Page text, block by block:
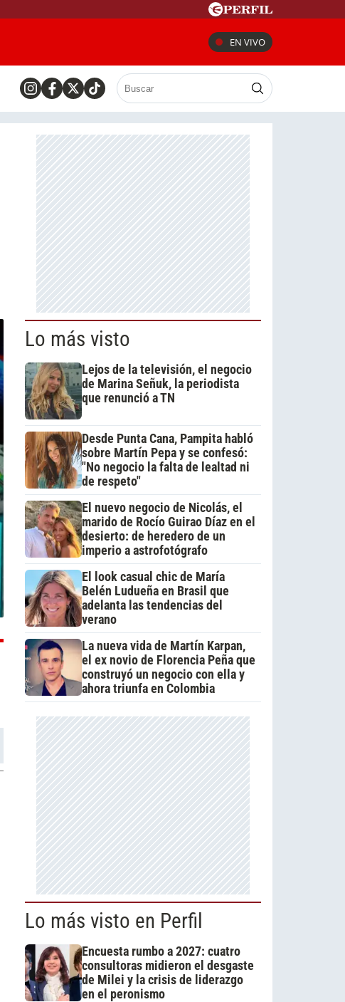
EN VIVO
Lo más visto
Lejos de la televisión, el negocio
de Marina Señuk, la periodista
que renunció a TN
Desde Punta Cana, Pampita habló
sobre Martín Pepa y se confesó:
"No negocio la falta de lealtad ni
de respeto"
El nuevo negocio de Nicolás, el
marido de Rocío Guirao Díaz en el
desierto: de heredero de un
imperio a astrofotógrafo
El look casual chic de María
Belén Ludueña en Brasil que
adelanta las tendencias del
verano
La nueva vida de Martín Karpan,
el ex novio de Florencia Peña que
construyó un negocio con ella y
ahora triunfa en Colombia
Lo más visto en Perfil
Encuesta rumbo a 2027: cuatro
consultoras midieron el desgaste
de Milei y la crisis de liderazgo
en el peronismo